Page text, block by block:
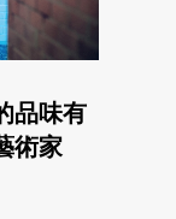
品味有
術家